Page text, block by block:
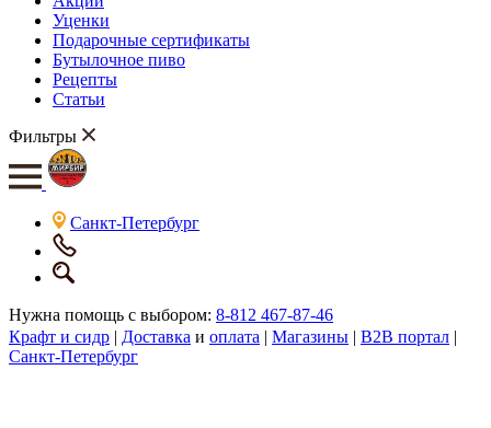
Уценки
Подарочные сертификаты
Бутылочное пиво
Рецепты
Статьи
Фильтры
Санкт-Петербург
Нужна помощь с выбором: 8-812 467-87-46
Крафт и сидр | Доставка и оплата | Магазины | B2B портал |
Санкт-Петербург